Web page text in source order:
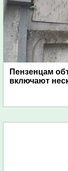
Пензенцам
включают